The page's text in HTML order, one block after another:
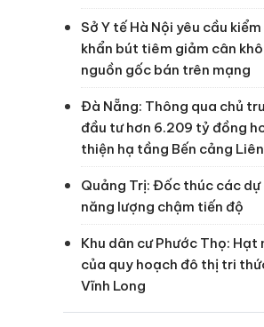
Sở Y tế Hà Nội yêu cầu
khẩn bút tiêm giảm cân
nguồn gốc bán trên mạng
Đà Nẵng: Thông qua chủ
đầu tư hơn 6.209 tỷ đồng
thiện hạ tầng Bến cảng
Quảng Trị: Đốc thúc các dự
năng lượng chậm tiến độ
Khu dân cư Phước Thọ: Hạt
của quy hoạch đô thị tri
Vĩnh Long